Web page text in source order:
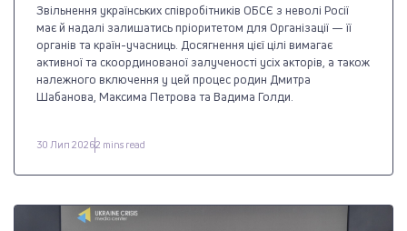
Звільнення українських співробітників ОБСЄ з неволі Росії
має й надалі залишатись пріоритетом для Організації — її
органів та країн-учасниць. Досягнення цієї цілі вимагає
активної та скоординованої залученості усіх акторів, а також
належного включення у цей процес родин Дмитра
Шабанова, Максима Петрова та Вадима Голди.
30 Лип 20262 mins read